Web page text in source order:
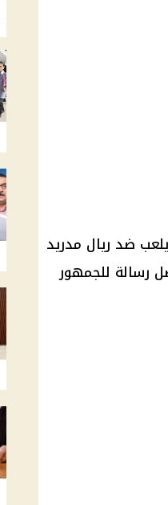
ضد ريال مدريد
أن يوصل رسالة للجمهور